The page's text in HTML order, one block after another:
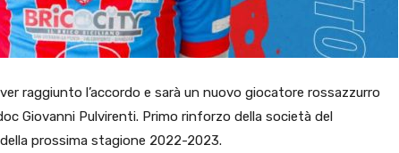
raggiunto l’accordo e sarà un nuovo giocatore rossazzurro
Giovanni Pulvirenti. Primo rinforzo della società del
prossima stagione 2022-2023.